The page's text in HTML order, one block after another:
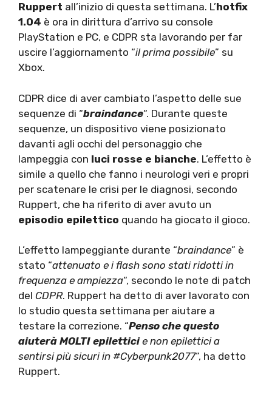
Ruppert all’inizio di questa settimana. L’hotfix
1.04 è ora in dirittura d’arrivo su console
PlayStation e PC, e CDPR sta lavorando per far
uscire l’aggiornamento “il prima possibile” su
Xbox.
CDPR dice di aver cambiato l’aspetto delle sue
sequenze di “braindance“. Durante queste
sequenze, un dispositivo viene posizionato
davanti agli occhi del personaggio che
lampeggia con luci rosse e bianche. L’effetto è
simile a quello che fanno i neurologi veri e propri
per scatenare le crisi per le diagnosi, secondo
Ruppert, che ha riferito di aver avuto un
episodio epilettico quando ha giocato il gioco.
L’effetto lampeggiante durante “braindance” è
stato “attenuato e i flash sono stati ridotti in
frequenza e ampiezza“, secondo le note di patch
del CDPR. Ruppert ha detto di aver lavorato con
lo studio questa settimana per aiutare a
testare la correzione. “Penso che questo
aiuterà MOLTI epiletticie non epilettici a
sentirsi più sicuri in #Cyberpunk2077“, ha detto
Ruppert.